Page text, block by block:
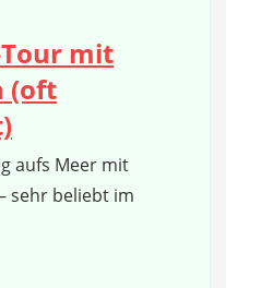
mit
(oft
aufs Meer mit
sehr beliebt im